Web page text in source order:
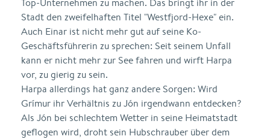
Top-Unternehmen zu machen. Das bringt ihr in der
Stadt den zweifelhaften Titel "Westfjord-Hexe" ein.
Auch Einar ist nicht mehr gut auf seine Ko-
Geschäftsführerin zu sprechen: Seit seinem Unfall
kann er nicht mehr zur See fahren und wirft Harpa
vor, zu gierig zu sein.
Harpa allerdings hat ganz andere Sorgen: Wird
Grímur ihr Verhältnis zu Jón irgendwann entdecken?
Als Jón bei schlechtem Wetter in seine Heimatstadt
geflogen wird, droht sein Hubschrauber über dem